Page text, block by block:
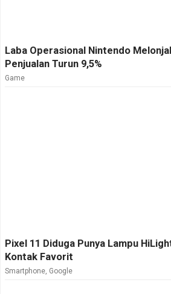
Laba Operasional Nintendo
Penjualan Turun 9,5%
Game
Pixel 11 Diduga Punya Lampu
Kontak Favorit
Smartphone, Google